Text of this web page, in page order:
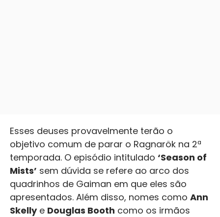
Esses deuses provavelmente terão o
objetivo comum de parar o Ragnarök na 2ª
temporada. O episódio intitulado ‘Season of
Mists’ sem dúvida se refere ao arco dos
quadrinhos de Gaiman em que eles são
apresentados. Além disso, nomes como Ann
Skellye Douglas Booth como os irmãos